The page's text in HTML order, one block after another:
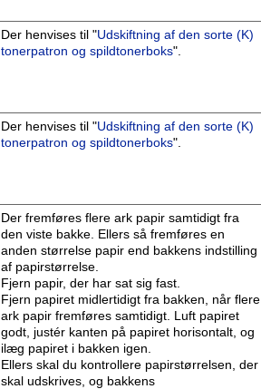
Der henvises til "Udskiftning af den sorte (K)
tonerpatron og spildtonerboks".
Der henvises til "Udskiftning af den sorte (K)
tonerpatron og spildtonerboks".
Der fremføres flere ark papir samtidigt fra
den viste bakke. Ellers så fremføres en
anden størrelse papir end bakkens indstilling
af papirstørrelse.
Fjern papir, der har sat sig fast.
Fjern papiret midlertidigt fra bakken, når flere
ark papir fremføres samtidigt. Luft papiret
godt, justér kanten på papiret horisontalt, og
ilæg papiret i bakken igen.
Ellers skal du kontrollere papirstørrelsen, der
skal udskrives, og bakkens